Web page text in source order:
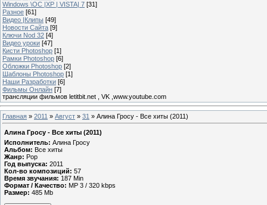
Windows \OC |XP | VISTA| 7 [31]
Разное [61]
Видео |Клипы [49]
Новости Сайта [9]
Ключи Nod 32 [4]
Видео уроки [47]
Кисти Photoshop [1]
Рамки Photoshop [6]
Обложки Photoshop [2]
Шаблоны Photoshop [1]
Наши Разработки [6]
Фильмы Онлайн [7]
трансляции фильмов letitbit.net , VK ,www.youtube.com
Главная » 2011 » Август » 31 » Алина Гросу - Все хиты (2011)
Алина Гросу - Все хиты (2011)
Исполнитель: Алина Гросу
Альбом: Все хиты
Жанр: Pop
Год выпуска: 2011
Кол-во композиций: 57
Время звучания: 187 Min
Формат / Качество: MP 3 / 320 kbps
Размер: 485 Mb